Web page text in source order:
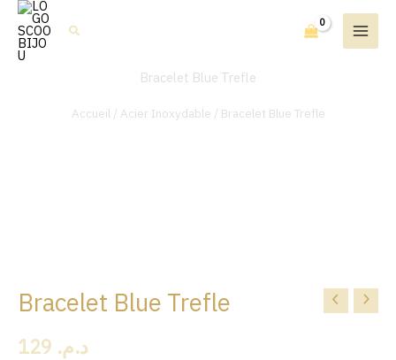
Aller
contenu
Rechercher
Bracelet Blue Trefle
Accueil/ Acier Inoxydable / Bracelet Blue Trefle
Bracelet Blue Trefle
د.م.
quantité
Bracelet